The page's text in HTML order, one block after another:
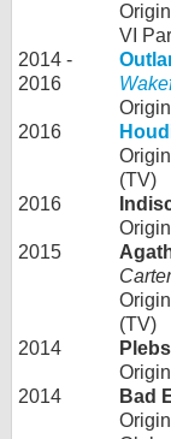
VI
2014 -
2016
2016
(TV)
2016
2015
Carter
(TV)
2014
2014
Bad